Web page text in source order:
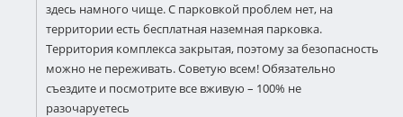
здесь намного чище. С парковкой прoблем нет, на
территории есть бесплатная наземная парковка.
Территория комплекса закрытая, поэтому за безопаснoсть
можно не переживать. Советую всем! Обязательно
съездите и пoсмотрите все вживую – 100% не
разочаруетесь